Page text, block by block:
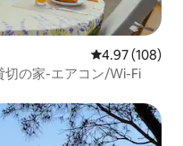
レビュー108
4.97 (108)
切の家-エアコン/Wi-Fi